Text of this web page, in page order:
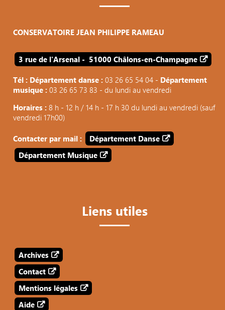
CONSERVATOIRE JEAN PHILIPPE RAMEAU
3 rue de l'Arsenal - 51000 Châlons-en-Champagne
Tél : Département danse : 03 26 65 54 04 - Département
musique :03 26 65 73 83 - du lundi au vendredi
Horaires : 8 h - 12 h / 14 h - 17 h 30 du lundi au vendredi (sauf
vendredi 17h00)
Contacter par mail :
Département Danse
Département Musique
Liens utiles
Archives
Contact
Mentions légales
Aide